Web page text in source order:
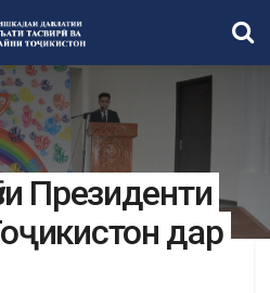
Президенти
дар